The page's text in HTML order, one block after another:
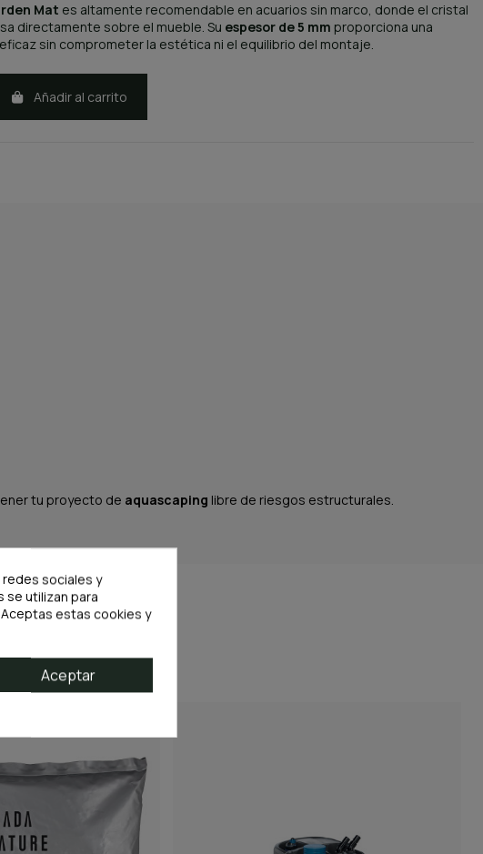
Mat es altamente recomendable en acuarios sin marco, donde el cristal
directamente sobre el mueble. Su espesor de 5 mm proporciona una
sin comprometer la estética ni el equilibrio del montaje.
Añadir al carrito
tu proyecto de aquascaping libre de riesgos estructurales.
sociales y
se utilizan para
estas cookies y
Aceptar